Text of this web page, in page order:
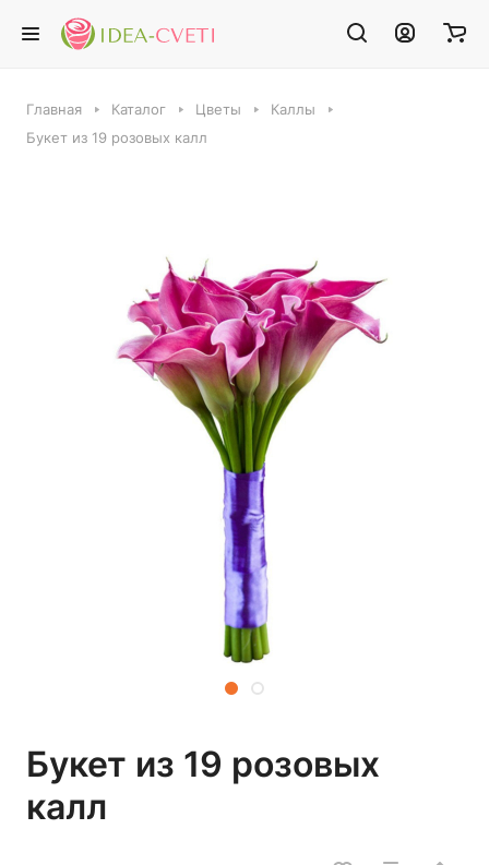
Главная Каталог Цветы
Каллы
Букет из 19 розовых калл
Букет из 19 розовых
калл